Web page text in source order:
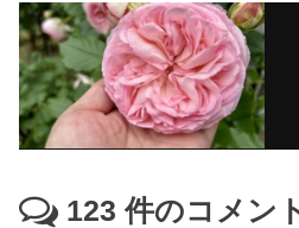
123 件のコメン